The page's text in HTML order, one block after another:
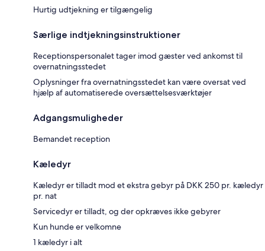
Hurtig udtjekning er tilgængelig
Særlige indtjekningsinstruktioner
Receptionspersonalet tager imod gæster ved ankomst til
overnatningsstedet
Oplysninger fra overnatningsstedet kan være oversat ved
hjælp af automatiserede oversættelsesværktøjer
Adgangsmuligheder
Bemandet reception
Kæledyr
Kæledyr er tilladt mod et ekstra gebyr på DKK 250 pr. kæledyr
pr. nat
Servicedyr er tilladt, og der opkræves ikke gebyrer
Kun hunde er velkomne
1 kæledyr i alt